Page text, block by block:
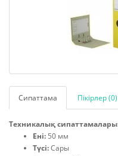
Сипаттама Пікірлер (0)
Техникалық
Ені: 50 мм
Түсі:Сары